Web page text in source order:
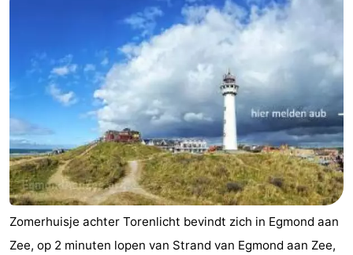
Zomerhuisje achter Torenlicht bevindt zich in Egmond aan
Zee, op 2 minuten lopen van Strand van Egmond aan Zee,